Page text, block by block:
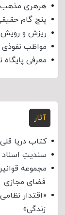
هرهری مذهب
پنج گام
ریزش و رویش
مواظب نفوذی‌
معرفی
آثار
کتاب دریا
سندیتِ اسناد
مجموعه
فضای مجازی
«اقتدار
زندگی»